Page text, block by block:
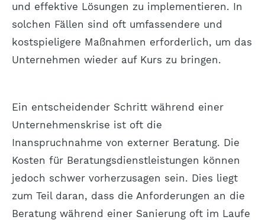
und effektive Lösungen zu implementieren. In
solchen Fällen sind oft umfassendere und
kostspieligere Maßnahmen erforderlich, um das
Unternehmen wieder auf Kurs zu bringen.
Ein entscheidender Schritt während einer
Unternehmenskrise ist oft die
Inanspruchnahme von externer Beratung. Die
Kosten für Beratungsdienstleistungen können
jedoch schwer vorherzusagen sein. Dies liegt
zum Teil daran, dass die Anforderungen an die
Beratung während einer Sanierung oft im Laufe